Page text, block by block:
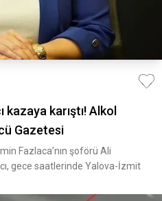
kazaya karıştı! Alkol
Gazetesi
Fazlaca’nın şoförü Ali
gece saatlerinde Yalova-İzmit